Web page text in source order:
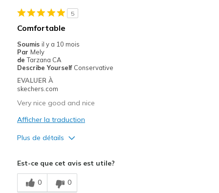
5
Comfortable
Soumis il y a 10 mois
Par Mely
de Tarzana CA
Describe Yourself Conservative
EVALUER À
skechers.com
Very nice good and nice
Afficher la traduction
Plus de détails
Comfortable
Est-ce que cet avis est utile?
0 0